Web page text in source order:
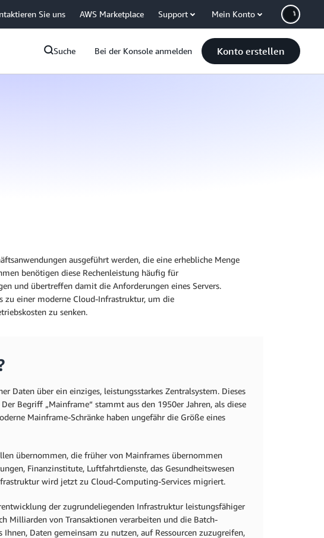
Sie uns AWS Marketplace Support Mein Konto
Suche Bei der Konsole anmelden Konto erstellen
ausgeführt werden, die eine erhebliche Menge
benötigen diese Rechenleistung häufig für
und übertreffen damit die Anforderungen eines Servers.
zu einer moderne Cloud-Infrastruktur, um die
zu senken.
Daten über ein einziges, leistungsstarkes Zentralsystem. Dieses
Begriff „Mainframe“ stammt aus den 1950er Jahren, als diese
Mainframe-Schränke haben ungefähr die Größe eines
übernommen, die früher von Mainframes übernommen
Finanzinstitute, Luftfahrtdienste, das Gesundheitswesen
wird jetzt zu Cloud-Computing-Services migriert.
der zugrundeliegenden Infrastruktur leistungsfähiger
Milliarden von Transaktionen verarbeiten und die Batch-
Daten gemeinsam zu nutzen, auf Ressourcen zuzugreifen,